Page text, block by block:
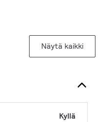
Näytä kaikki
Kyllä